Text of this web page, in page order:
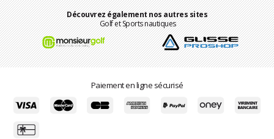
Découvrez également nos autres sites
Golf et Sports nautiques
Paiement en ligne sécurisé